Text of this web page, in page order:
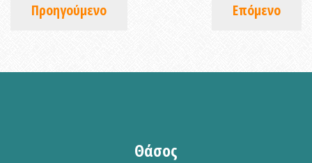
Προηγούμενο Επόμενο
Θάσος